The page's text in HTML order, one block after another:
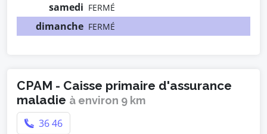
samedi FERMÉ
dimanche FERMÉ
CPAM - Caisse primaire d'assurance
maladie à environ 9 km
36 46